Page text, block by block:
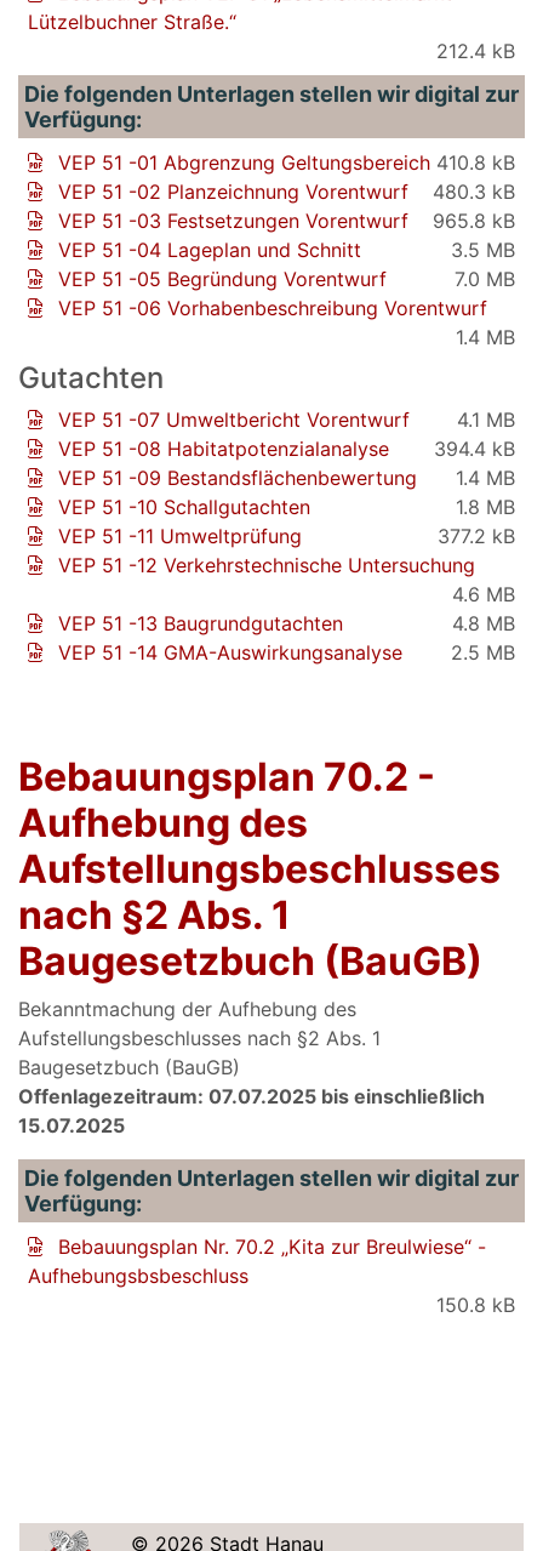
Lützelbuchner Straße.“
212.4 kB
Die folgenden Unterlagen stellen wir digital zur
Verfügung:
VEP 51 -01 Abgrenzung Geltungsbereich 410.8 kB
VEP 51 -02 Planzeichnung Vorentwurf
480.3 kB
VEP 51 -03 Festsetzungen Vorentwurf
965.8 kB
VEP 51 -04 Lageplan und Schnitt
3.5 MB
VEP 51 -05 Begründung Vorentwurf
7.0 MB
VEP 51 -06 Vorhabenbeschreibung Vorentwurf
1.4 MB
Gutachten
VEP 51 -07 Umweltbericht Vorentwurf
4.1 MB
VEP 51 -08 Habitatpotenzialanalyse
394.4 kB
VEP 51 -09 Bestandsflächenbewertung
1.4 MB
VEP 51 -10 Schallgutachten
1.8 MB
VEP 51 -11 Umweltprüfung
377.2 kB
VEP 51 -12 Verkehrstechnische Untersuchung
4.6 MB
VEP 51 -13 Baugrundgutachten
4.8 MB
VEP 51 -14 GMA-Auswirkungsanalyse
2.5 MB
Bebauungsplan 70.2 -
Aufhebung des
Aufstellungsbeschlusses
nach §2 Abs. 1
Baugesetzbuch (BauGB)
Bekanntmachung der Aufhebung des
Aufstellungsbeschlusses nach §2 Abs. 1
Baugesetzbuch (BauGB)
Offenlagezeitraum: 07.07.2025 bis einschließlich
15.07.2025
Die folgenden Unterlagen stellen wir digital zur
Verfügung:
Bebauungsplan Nr. 70.2 „Kita zur Breulwiese“ -
Aufhebungsbsbeschluss
150.8 kB
© 2026 Stadt Hanau